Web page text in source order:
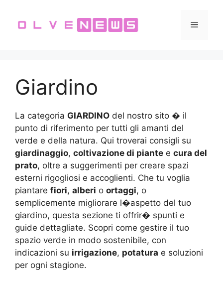
contenuto
Menu
Giardino
La categoria GIARDINO del nostro sito � il
punto di riferimento per tutti gli amanti del
verde e della natura. Qui troverai consigli su
giardinaggio, coltivazione di piante e cura del
prato, oltre a suggerimenti per creare spazi
esterni rigogliosi e accoglienti. Che tu voglia
piantare fiori, alberi o ortaggi, o
semplicemente migliorare l�aspetto del tuo
giardino, questa sezione ti offrir� spunti e
guide dettagliate. Scopri come gestire il tuo
spazio verde in modo sostenibile, con
indicazioni su irrigazione, potatura e soluzioni
per ogni stagione.